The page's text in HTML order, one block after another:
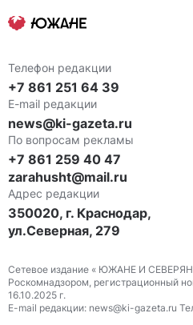
Телефон редакции
+7 861 251 64 39
E-mail редакции
news@ki-gazeta.ru
По вопросам рекламы
+7 861 259 40 47
zarahusht@mail.ru
Адрес редакции
350020, г. Краснодар,
ул.Северная, 279
Сетевое издание « ЮЖАНЕ И
Роскомнадзором, регистрационный
16.10.2025 г.
E-mail редакции: news@ki-gazeta.ru